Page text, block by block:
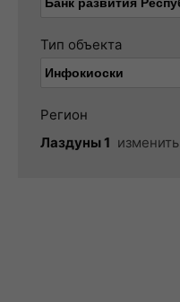
Тип объекта
Регион
Лаздуны 1 изменить